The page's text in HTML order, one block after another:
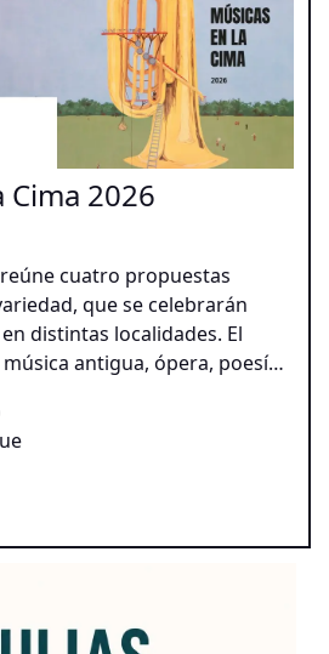
Cima 2026
cuatro propuestas
que se celebrarán
distintas localidades. El
antigua, ópera, poesía y
Matthieu Saglio y un
épocas y estilos de la mano
Basavilbaso. Una
la música clásica y de